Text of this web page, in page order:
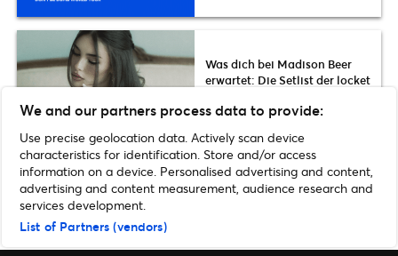
Was dich bei Madison Beer
erwartet: Die Setlist der locket
Home Comedy
Fabi Rommel verlängert seine DAHEIM Tour 2026:
Neue Termine jetzt im Vorverkauf
We and our partners process data to provide:
Use precise geolocation data. Actively scan device
characteristics for identification. Store and/or access
information on a device. Personalised advertising and content,
advertising and content measurement, audience research and
services development.
List of Partners (vendors)